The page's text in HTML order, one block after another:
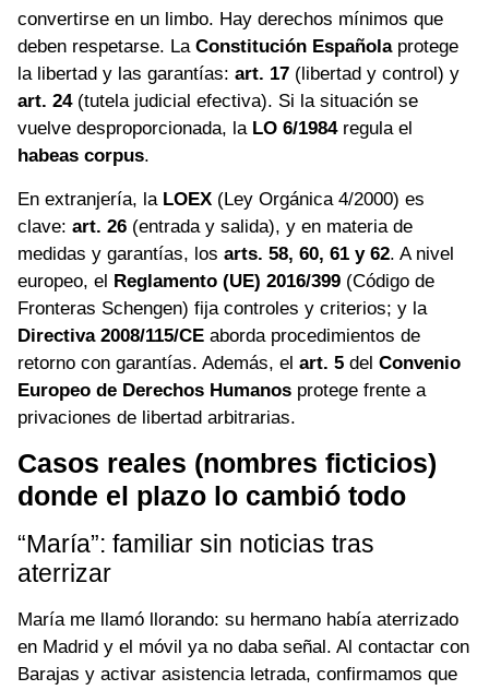
convertirse en un limbo. Hay derechos mínimos que
deben respetarse. La Constitución Españolaprotege
la libertad y las garantías: art. 17 (libertad y control) y
art. 24(tutela judicial efectiva). Si la situación se
vuelve desproporcionada, la LO 6/1984regula el
habeas corpus.
En extranjería, la LOEX (Ley Orgánica 4/2000) es
clave: art. 26 (entrada y salida), y en materia de
medidas y garantías, los arts. 58, 60, 61 y 62. A nivel
europeo, el Reglamento (UE) 2016/399 (Código de
Fronteras Schengen) fija controles y criterios; y la
Directiva 2008/115/CE aborda procedimientos de
retorno con garantías. Además, el art. 5 del Convenio
Europeo de Derechos Humanos protege frente a
privaciones de libertad arbitrarias.
Casos reales (nombres ficticios)
donde el plazo lo cambió todo
“María”: familiar sin noticias tras
aterrizar
María me llamó llorando: su hermano había aterrizado
en Madrid y el móvil ya no daba señal. Al contactar con
Barajas y activar asistencia letrada, confirmamos que